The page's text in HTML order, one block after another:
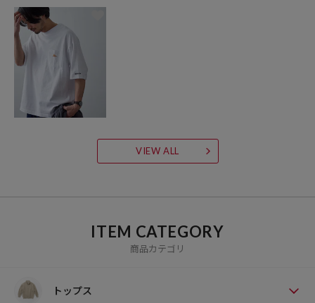
VIEW ALL
ITEM CATEGORY
商品カテゴリ
トップス